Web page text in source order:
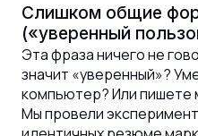
Слишком общие
(«уверенный
Эта фраза ничего не
значит «уверенный»?
компьютер? Или пишете
Мы провели